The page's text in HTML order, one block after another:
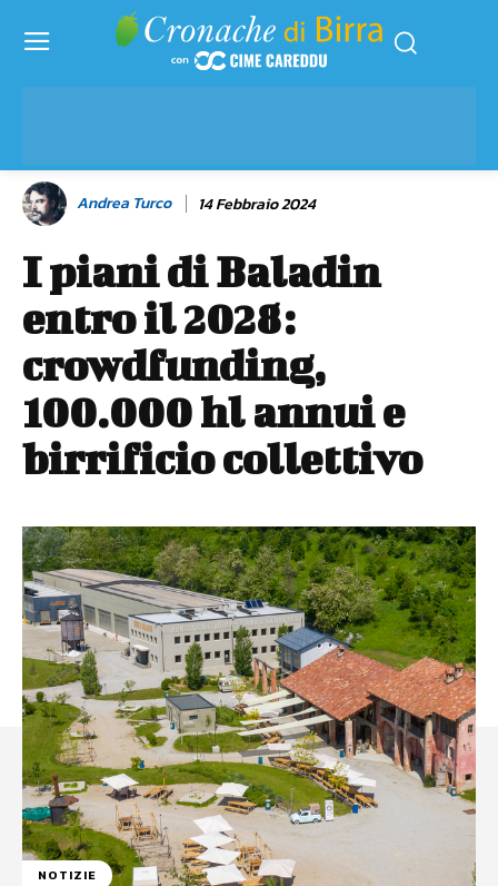
Andrea Turco 14 Febbraio 2024
I piani di Baladin
entro il 2028:
crowdfunding,
100.000 hl annui e
birrificio collettivo
NOTIZIE